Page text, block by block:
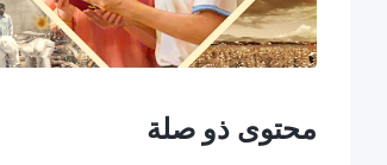
محتوى ذو صلة